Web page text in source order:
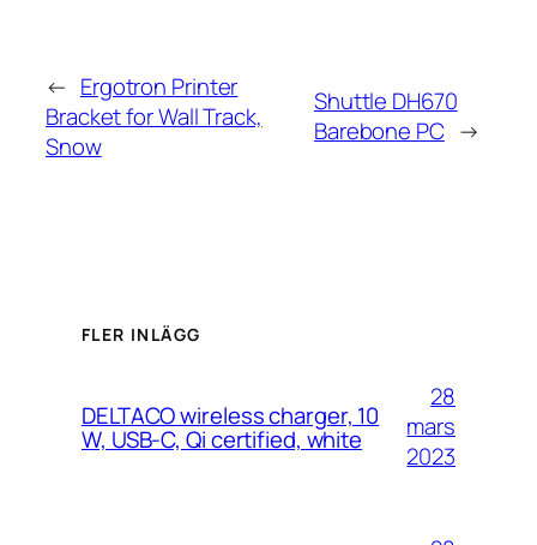
← Ergotron Printer
Bracket for Wall Track,
Snow
Shuttle DH670
Barebone PC →
FLER INLÄGG
DELTACO wireless charger, 10
W, USB-C, Qi certified, white
28
mars
2023